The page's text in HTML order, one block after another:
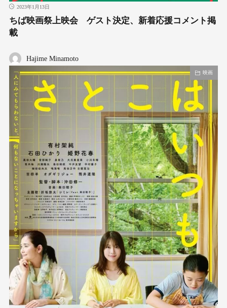
2023年1月13日
ちば映画祭上映会 ゲスト決定、新着応援コメント掲
載
Hajime Minamoto
映画